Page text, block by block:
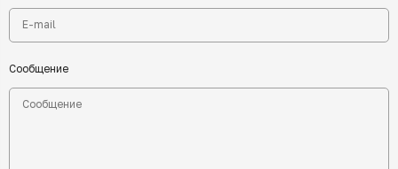
Сообщение